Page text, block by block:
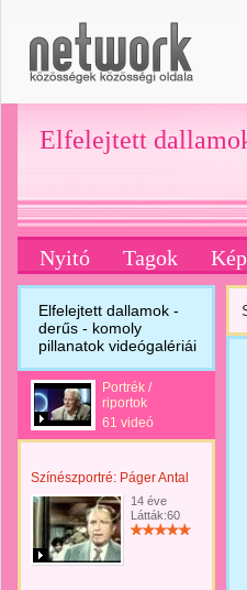
Elfelejtett
Nyitó Tagok
Elfelejtett dallamok -
derűs - komoly
pillanatok videógalériái
Portrék /
riportok
61 videó
Színészportré: Páger Antal
14 éve
Látták:60